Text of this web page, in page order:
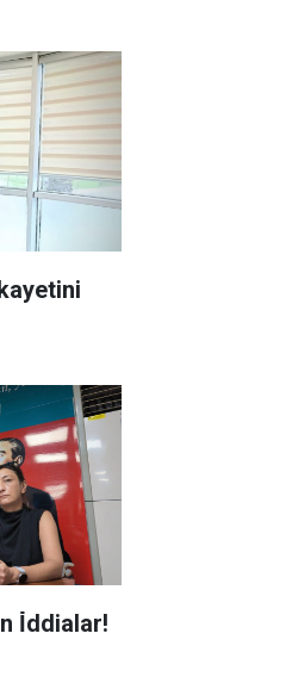
İ̇ddialar!